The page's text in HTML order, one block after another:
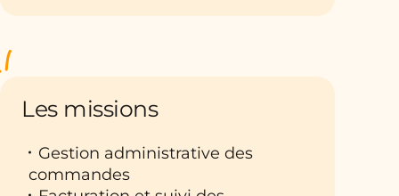
Les missions
Gestion administrative des
commandes